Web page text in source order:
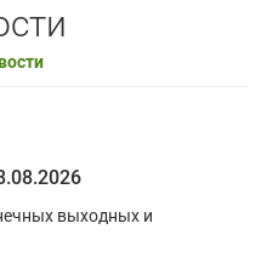
выходных и